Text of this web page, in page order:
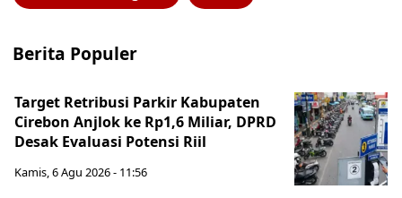
Berita Populer
Target Retribusi Parkir Kabupaten
Cirebon Anjlok ke Rp1,6 Miliar, DPRD
Desak Evaluasi Potensi Riil
Kamis, 6 Agu 2026 - 11:56